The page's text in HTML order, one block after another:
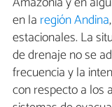
en la región Andina
estacionales. La
de drenaje no se
frecuencia y la
con respecto a los